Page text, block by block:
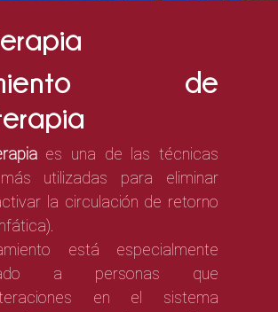
de
es una de las técnicas
utilizadas para eliminar
la circulación de retorno
está especialmente
a personas que
en el sistema